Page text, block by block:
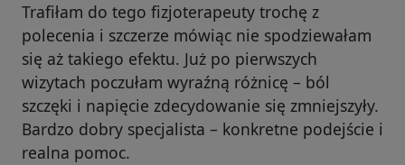
Trafiłam do tego fizjoterapeuty trochę z
polecenia i szczerze mówiąc nie spodziewałam
się aż takiego efektu. Już po pierwszych
wizytach poczułam wyraźną różnicę – ból
szczęki i napięcie zdecydowanie się zmniejszyły.
Bardzo dobry specjalista – konkretne podejście i
realna pomoc.